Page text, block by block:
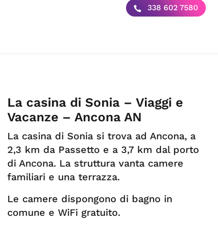
338 602 7580
La casina di Sonia – Viaggi e
Vacanze – Ancona AN
La casina di Sonia si trova ad Ancona, a
2,3 km da Passetto e a 3,7 km dal porto
di Ancona. La struttura vanta camere
familiari e una terrazza.
Le camere dispongono di bagno in
comune e WiFi gratuito.